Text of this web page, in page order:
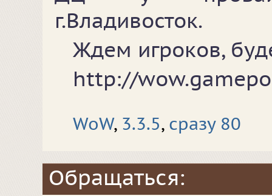
г.Владивосток.
Ждем игроков,
http://
WoW, 3.3.5, сразу 80
Обращаться: